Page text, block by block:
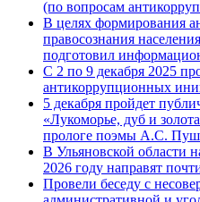
(по вопросам
В целях формирования
правосознания
подготовил
С 2 по 9 декабря 2025
антикоррупционных
5 декабря пройдет
«Лукоморье, дуб и
прологе поэмы А.С.
В Ульяновской области
2026 году направят
Провели беседу с